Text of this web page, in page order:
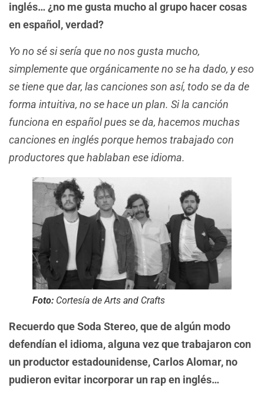
inglés… ¿no me gusta mucho al grupo hacer cosas
en español, verdad?
Yo no sé si sería que no nos gusta mucho,
simplemente que orgánicamente no se ha dado, y eso
se tiene que dar, las canciones son así, todo se da de
forma intuitiva, no se hace un plan. Si la canción
funciona en español pues se da, hacemos muchas
canciones en inglés porque hemos trabajado con
productores que hablaban ese idioma.
Foto: Cortesía de Arts and Crafts
Recuerdo que Soda Stereo, que de algún modo
defendían el idioma, alguna vez que trabajaron con
un productor estadounidense, Carlos Alomar, no
pudieron evitar incorporar un rap en inglés…